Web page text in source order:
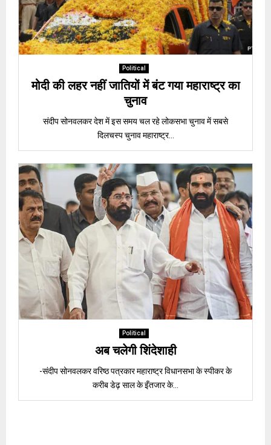
Political
मोदी की लहर नहीं जातियों में बंट गया महाराष्ट्र का
चुनाव
संदीप सोनवलकर देश में इस समय चल रहे लोकसभा चुनाव में सबसे
दिलचस्प चुनाव महाराष्ट्र...
Political
अब चलेगी शिंदेशाही
-संदीप सोनवलकर वरिष्ठ पत्रकार महाराष्ट्र विधानसभा के स्पीकर के
करीब डेढ़ साल के इँतजार के...